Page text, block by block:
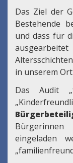
Das Ziel der
Bestehende
und dass für
in unserem
Das Audit
eingeladen